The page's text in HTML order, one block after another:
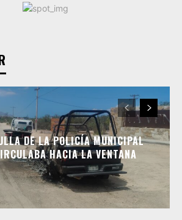
DE LA POLICÍA MUNICIPAL
HACIA LA VENTANA